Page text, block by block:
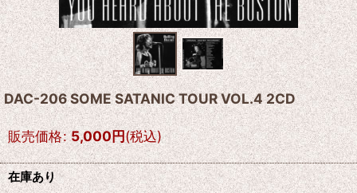
DAC-206 SOME SATANIC TOUR VOL.4 2CD
販売価格: 5,000円(税込)
在庫あり